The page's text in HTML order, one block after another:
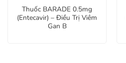
Thuốc BARADE 0.5mg
(Entecavir) – Điều Trị Viêm
Gan B